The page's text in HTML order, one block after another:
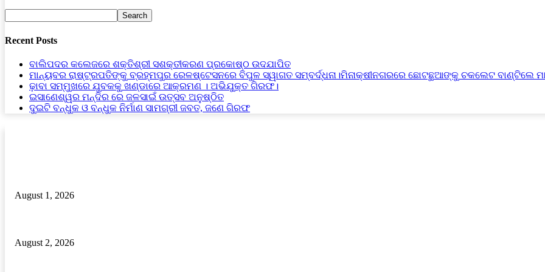
Recent Posts
ବାଲିପଦର କଲେଜରେ ଶକ୍ତିଶ୍ରୀ ସଶକ୍ତୀକରଣ ପ୍ରକୋଷ୍ଠ ଉଦଯାପିତ
ମାନ୍ୟବର ରାଷ୍ଟ୍ରପତିଙ୍କୁ ବ୍ରହ୍ମପୁର ରେଳଷ୍ଟେସନରେ ବିପୁଳ ସ୍ୱାଗତ ସମ୍ବର୍ଦ୍ଧନା।ମିନାକ୍ଷୀନଗରରେ ଛୋଟଛୁଆଙ୍କୁ ଚକଲେଟ ବାଣ୍ଟିଲେ
ଢ଼ାବା ସମ୍ମୁଖରେ ଯୁବକକୁ ଖଣ୍ଡାରେ ଆକ୍ରମଣ । ଅଭିଯୁକ୍ତ ଗିରଫ।
ଇସାଣେଶ୍ୱର ମନ୍ଦିର ରେ ଜଳସାଇଁ ଉତ୍ସବ ଅନୁଷ୍ଠିତ
ଦୁଇଟି ବନ୍ଧୁକ ଓ ବନ୍ଧୁକ ନିର୍ମାଣ ସାମଗ୍ରୀ ଜବତ, ଜଣେ ଗିରଫ
August 1, 2026
August 2, 2026